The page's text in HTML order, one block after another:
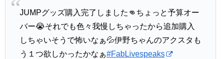
JUMPグッズ購入完了しました👊ちょっと予算オー
バー😭それでも色々我慢しちゃったから追加購入
しちゃいそうで怖いなぁ💦伊野ちゃんのアクスタも
う１つ欲しかったかなぁ#FabLivespeaks